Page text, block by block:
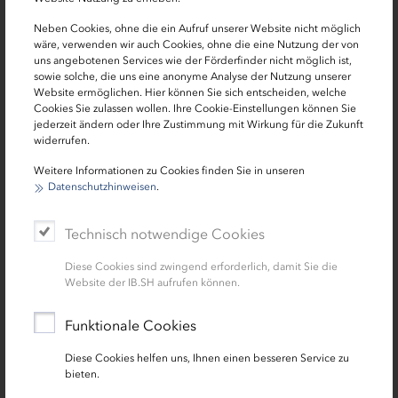
Neben Cookies, ohne die ein Aufruf unserer Website nicht möglich
wäre, verwenden wir auch Cookies, ohne die eine Nutzung der von
uns angebotenen Services wie der Förderfinder nicht möglich ist,
sowie solche, die uns eine anonyme Analyse der Nutzung unserer
Website ermöglichen. Hier können Sie sich entscheiden, welche
Cookies Sie zulassen wollen. Ihre Cookie-Einstellungen können Sie
jederzeit ändern oder Ihre Zustimmung mit Wirkung für die Zukunft
widerrufen.
Weitere Informationen zu Cookies finden Sie in unseren
Datenschutzhinweisen.
Technisch notwendige Cookies
Diese Cookies sind zwingend erforderlich, damit Sie die
Website der IB.SH aufrufen können.
Funktionale Cookies
Diese Cookies helfen uns, Ihnen einen besseren Service zu
bieten.
dass Entnahmen von Gesellschaftern bzw.
Gewinn- und Dividendenausschüttungen
(letztere nur, soweit gesetzlich nicht
vorgeschrieben) sowie die Gewährung von
Darlehen an Gesellschafter ebenso wie die
Rückführung von deren Gesellschafterdarlehen
ab dem Zeitpunkt des Abschlusses der Bar-
Aval-Linie nicht vorgenommen werden. Dies
Dividendenausschüttungsbeschlüsse. Der
für Zahlungen, die im Konzernverbund des
dass der kommunale Gesellschafter zum
/ mittelbar die Mehrheit der Kapitalanteile und